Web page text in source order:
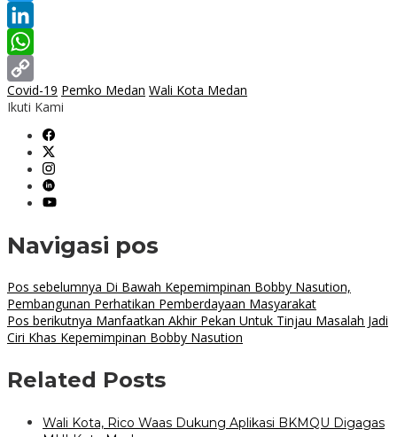
Twitter
LinkedIn
WhatsApp
Copy
Covid-19 Pemko Medan Wali Kota Medan
Ikuti Kami
Navigasi pos
Pos sebelumnya Di Bawah Kepemimpinan Bobby Nasution,
Pembangunan Perhatikan Pemberdayaan Masyarakat
Pos berikutnya Manfaatkan Akhir Pekan Untuk Tinjau Masalah Jadi
Ciri Khas Kepemimpinan Bobby Nasution
Related Posts
Wali Kota, Rico Waas Dukung Aplikasi BKMQU Digagas